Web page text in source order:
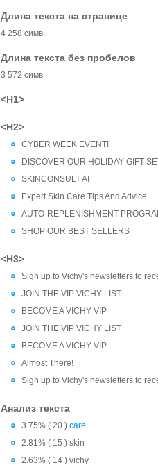
Длина текста на странице
4 258 симв.
Длина текста без пробелов
3 572 симв.
<H1>
<H2>
CYBER WEEK EVENT!
DISCOVER OUR HOLIDAY GIFT
SKINCONSULT AI
Expert Skin Care Tips And Advice
AUTO-REPLENISHMENT
SHOP OUR BEST SELLERS
<H3>
Sign up to Vichy's newsletters to
JOIN THE VIP VICHY LIST
BECOME A VICHY VIP
JOIN THE VIP VICHY LIST
BECOME A VICHY VIP
Almost There!
Sign up to Vichy's newsletters to
Анализ текста
3.75% ( 20 ) care
2.81% ( 15 ) skin
2.63% ( 14 ) vichy